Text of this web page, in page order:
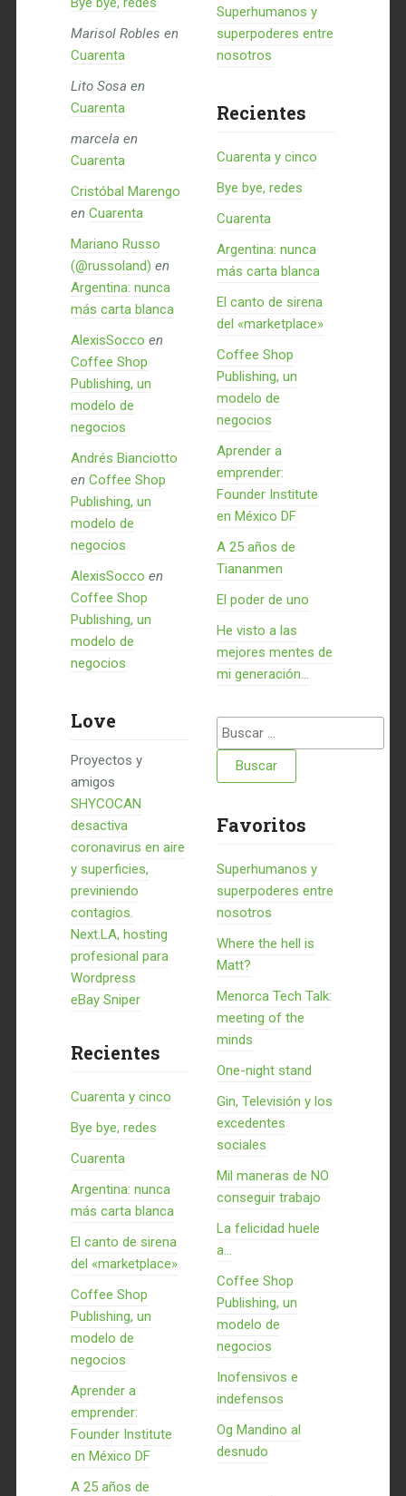
Marisol Robles en
Cuarenta
Lito Sosa en
Cuarenta
marcela en
Cuarenta
Cristóbal Marengo
en Cuarenta
Mariano Russo
(@russoland) en
Argentina: nunca
más carta blanca
AlexisSocco en
Coffee Shop
Publishing, un
modelo de
negocios
Andrés Bianciotto
en Coffee Shop
Publishing, un
modelo de
negocios
AlexisSocco en
Coffee Shop
Publishing, un
modelo de
negocios
Love
Proyectos y
amigos
SHYCOCAN
desactiva
coronavirus en aire
y superficies,
previniendo
contagios.
Next.LA, hosting
profesional para
Wordpress
eBay Sniper
Recientes
Cuarenta y cinco
Bye bye, redes
Cuarenta
Argentina: nunca
más carta blanca
El canto de sirena
del «marketplace»
Coffee Shop
Publishing, un
modelo de
negocios
Aprender a
emprender:
Founder Institute
en México DF
A 25 años de
Superhumanos y
superpoderes entre
nosotros
Recientes
Cuarenta y cinco
Bye bye, redes
Cuarenta
Argentina: nunca
más carta blanca
El canto de sirena
del «marketplace»
Coffee Shop
Publishing, un
modelo de
negocios
Aprender a
emprender:
Founder Institute
en México DF
A 25 años de
Tiananmen
El poder de uno
He visto a las
mejores mentes de
mi generación…
Buscar:
Favoritos
Superhumanos y
superpoderes entre
nosotros
Where the hell is
Matt?
Menorca Tech Talk:
meeting of the
minds
One-night stand
Gin, Televisión y los
excedentes
sociales
Mil maneras de NO
conseguir trabajo
La felicidad huele
a...
Coffee Shop
Publishing, un
modelo de
negocios
Inofensivos e
indefensos
Og Mandino al
desnudo